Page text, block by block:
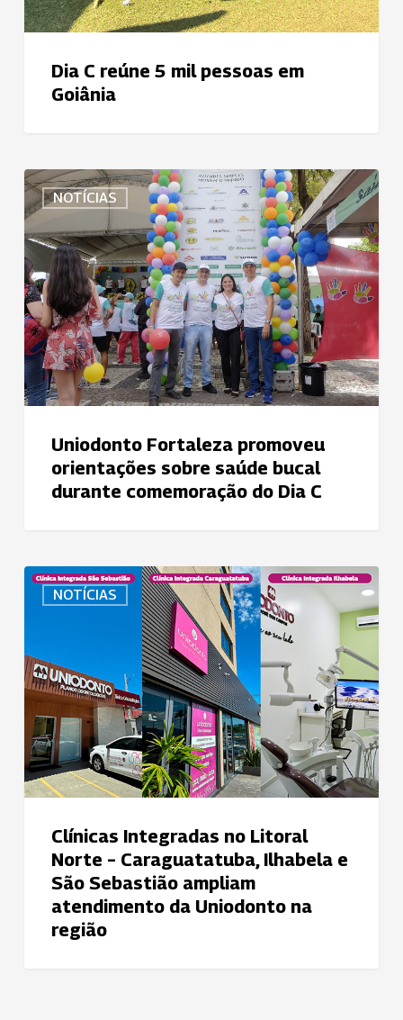
Dia C reúne 5 mil pessoas em
Goiânia
NOTÍCIAS
Uniodonto
Fortaleza
promoveu
orientações
sobre
saúde
bucal
durante
comemoração
do
Uniodonto Fortaleza promoveu
orientações sobre saúde bucal
durante comemoração do Dia C
NOTÍCIAS
Clínicas
Integradas
Norte
–
Caraguatatuba,
Ilhabela
e
São
ampliam
atendimento
Uniodonto
Clínicas Integradas no Litoral
Norte – Caraguatatuba, Ilhabela e
São Sebastião ampliam
atendimento da Uniodonto na
região